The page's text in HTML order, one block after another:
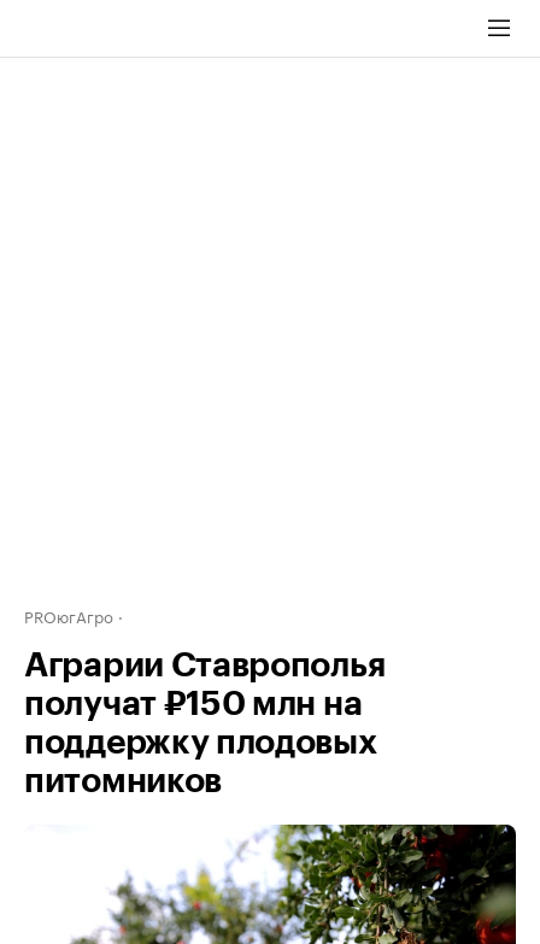
PROюгАгро
Аграрии Ставрополья
получат ₽150 млн на
поддержку плодовых
питомников